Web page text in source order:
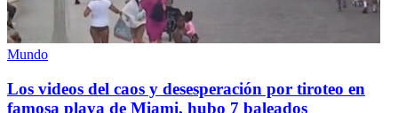
Mundo
Los videos del caos y desesperación por tiroteo en
famosa playa de Miami, hubo 7 baleados